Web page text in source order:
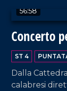
56:58
Concerto
ST 4
Dalla
calabresi
VAI AL TITOLO